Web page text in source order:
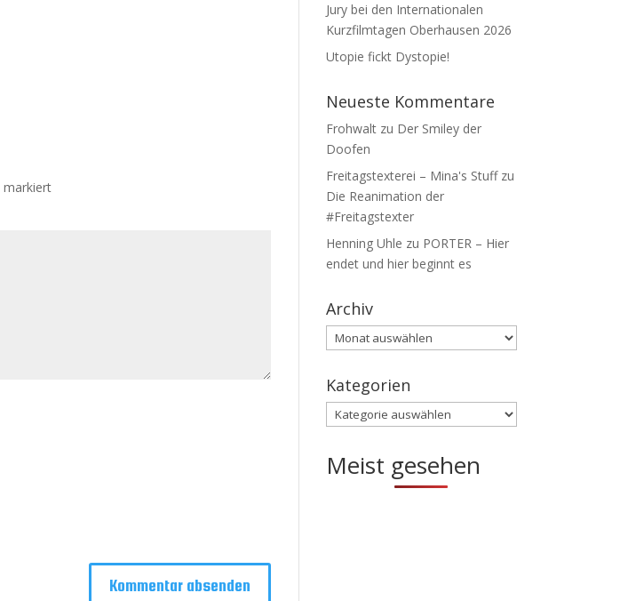
markiert
Jury bei den Internationalen
Kurzfilmtagen Oberhausen 2026
Utopie fickt Dystopie!
Neueste Kommentare
Frohwaltzu Der Smiley der
Doofen
Freitagstexterei – Mina's Stuffzu
Die Reanimation der
#Freitagstexter
Henning Uhle zu PORTER – Hier
endet und hier beginnt es
Archiv
Archiv
Kategorien
Kategorien
Meist gesehen